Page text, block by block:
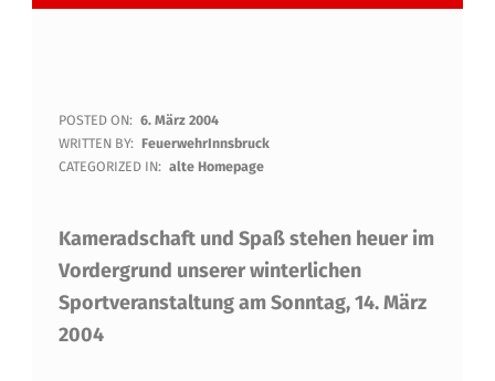
R
O
E
L
R
POSTED ON: 6. März 2004
WRITTEN BY: FeuerwehrInnsbruck
CATEGORIZED IN: alte Homepage
Kameradschaft und Spaß stehen heuer im
Vordergrund unserer winterlichen
Sportveranstaltung am Sonntag, 14. März
2004